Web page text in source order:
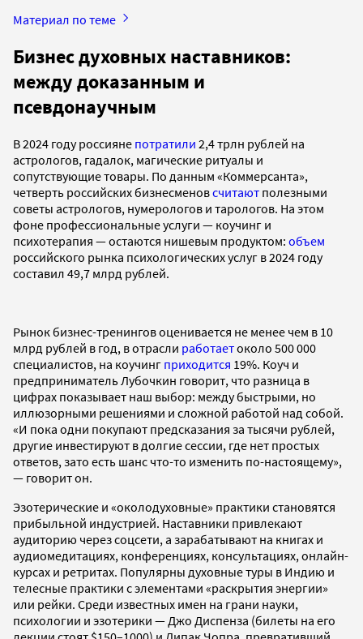
Материал по теме
Бизнес духовных наставников:
между доказанным и
псевдонаучным
В 2024 году россияне потратили 2,4 трлн рублей на
астрологов, гадалок, магические ритуалы и
сопутствующие товары. По данным «Коммерсанта»,
четверть российских бизнесменовсчитают полезными
советы астрологов, нумерологов и тарологов. На этом
фоне профессиональные услуги — коучинг и
психотерапия — остаются нишевым продуктом: объем
российского рынка психологических услуг в 2024 году
составил 49,7 млрд рублей.
Рынок бизнес-тренингов оценивается не менее чем в 10
млрд рублей в год, в отрасли работаетоколо 500 000
специалистов, на коучинг приходится 19%. Коуч и
предприниматель Лубочкин говорит, что разница в
цифрах показывает наш выбор: между быстрыми, но
иллюзорными решениями и сложной работой над собой.
«И пока одни покупают предсказания за тысячи рублей,
другие инвестируют в долгие сессии, где нет простых
ответов, зато есть шанс что-то изменить по-настоящему»,
— говорит он.
Эзотерические и «околодуховные» практики становятся
прибыльной индустрией. Наставники привлекают
аудиторию через соцсети, а зарабатывают на книгах и
аудиомедитациях, конференциях, консультациях, онлайн-
курсах и ретритах. Популярны духовные туры в Индию и
телесные практики с элементами «раскрытия энергии»
или рейки. Среди известных имен на грани науки,
психологии и эзотерики — Джо Диспенза (билеты на его